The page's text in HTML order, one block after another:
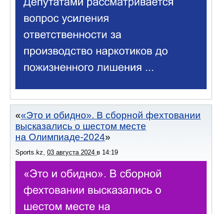
«Это и обидно». В сборной фехтовании
высказались о шестом месте
на Олимпиаде-2024
Sports.kz 03 августа 2024 в 14:19